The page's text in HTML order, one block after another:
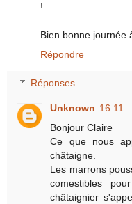
!
Bien bonne journée
Répondre
Réponses
Unknown 16:11
Bonjour Claire
Ce que nous
châtaigne.
Les marrons
comestibles
châtaignier